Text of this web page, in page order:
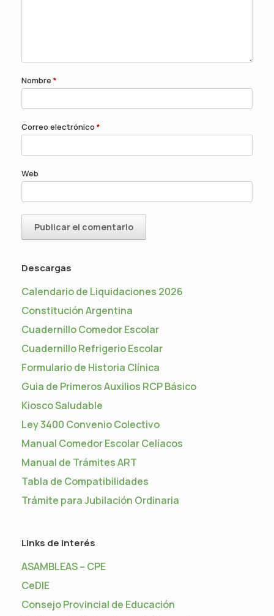
Nombre *
Correo electrónico *
Web
Descargas
Calendario de Liquidaciones 2026
Constitución Argentina
Cuadernillo Comedor Escolar
Cuadernillo Refrigerio Escolar
Formulario de Historia Clínica
Guia de Primeros Auxilios RCP Básico
Kiosco Saludable
Ley 3400 Convenio Colectivo
Manual Comedor Escolar Celíacos
Manual de Trámites ART
Tabla de Compatibilidades
Trámite para Jubilación Ordinaria
Links de interés
ASAMBLEAS – CPE
CeDIE
Consejo Provincial de Educación